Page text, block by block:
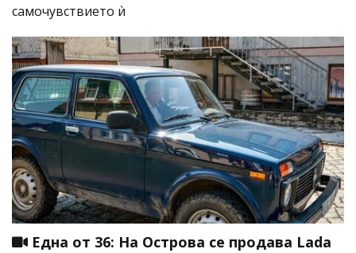
самочувствието ѝ
Една от 36: На Острова се продава Lada